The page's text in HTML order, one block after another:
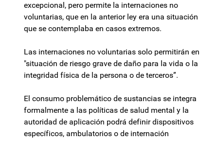
excepcional, pero permite la internaciones no
voluntarias, que en la anterior ley era una situación
que se contemplaba en casos extremos.
Las internaciones no voluntarias solo permitirán en
"situación de riesgo grave de daño para la vida o la
integridad física de la persona o de terceros”.
El consumo problemático de sustancias se integra
formalmente a las políticas de salud mental y la
autoridad de aplicación podrá definir dispositivos
específicos, ambulatorios o de internación